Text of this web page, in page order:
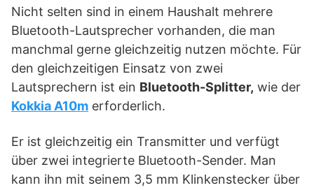
Nicht selten sind in einem Haushalt mehrere
Bluetooth-Lautsprecher vorhanden, die man
manchmal gerne gleichzeitig nutzen möchte. Für
den gleichzeitigen Einsatz von zwei
Lautsprechern ist ein Bluetooth-Splitter, wie der
Kokkia A10m erforderlich.
Er ist gleichzeitig ein Transmitter und verfügt
über zwei integrierte Bluetooth-Sender. Man
kann ihn mit seinem 3,5 mm Klinkenstecker über